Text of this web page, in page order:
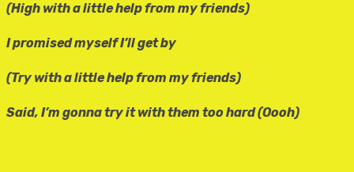
(High with a little help from my friends)
I promised myself I’ll get by
(Try with a little help from my friends)
Said, I’m gonna try it with them too hard (Oooh)